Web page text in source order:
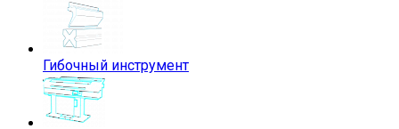
Гибочный инструмент